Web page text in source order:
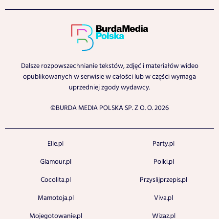
Dalsze rozpowszechnianie tekstów, zdjęć i materiałów wideo
opublikowanych w serwisie w całości lub w części wymaga
uprzedniej zgody wydawcy.
©BURDA MEDIA POLSKA SP. Z O. O. 2026
Elle.pl
Glamour.pl
Cocolita.pl
Mamotoja.pl
Mojegotowanie.pl
Party.pl
Polki.pl
Przyslijprzepis.pl
Viva.pl
Wizaz.pl